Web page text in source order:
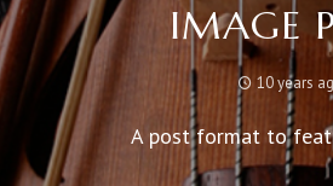
IMAGE
10 years
A post format to